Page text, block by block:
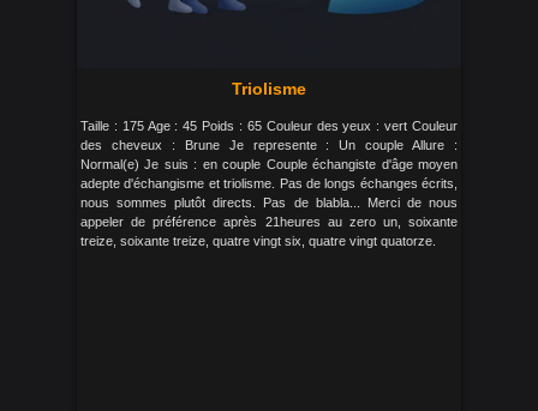
Triolisme
Taille : 175 Age : 45 Poids : 65 Couleur des yeux : vert Couleur
des cheveux : Brune Je represente : Un couple Allure :
Normal(e) Je suis : en couple Couple échangiste d'âge moyen
adepte d'échangisme et triolisme. Pas de longs échanges écrits,
nous sommes plutôt directs. Pas de blabla... Merci de nous
appeler de préférence après 21heures au zero un, soixante
treize, soixante treize, quatre vingt six, quatre vingt quatorze.